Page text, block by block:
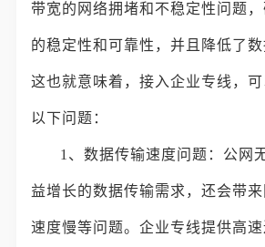
带宽的网络拥堵和不稳定性问题
的稳定性和可靠性，并且降低了数
这也就意味着，接入企业专线，
以下问题：
1、数据传输速度问题：公网
益增长的数据传输需求，还会带
速度慢等问题。企业专线提供高